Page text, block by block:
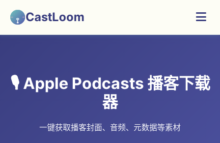
CastLoom
🎙️ Apple Podcasts 播客下载
器
一键获取播客封面、音频、元数据等素材